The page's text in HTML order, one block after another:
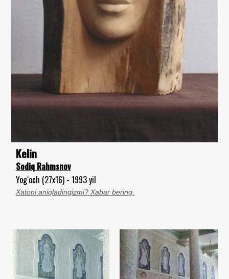
Kelin
Sodiq Rahmsnov
Yog‘och (27x16) - 1993 yil
Xatoni aniqladingizmi? Xabar bering.